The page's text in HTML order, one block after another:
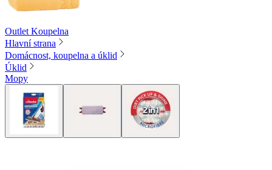
Outlet Koupelna
Hlavní strana
Domácnost, koupelna a úklid
Úklid
Mopy